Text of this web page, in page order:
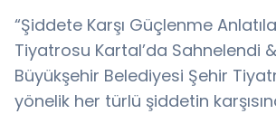
“Şiddete Karşı Güçlenme
Tiyatrosu Kartal’da Sahnelendi
Büyükşehir Belediyesi Şehir
yönelik her türlü şiddetin